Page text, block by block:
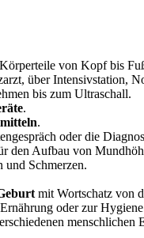
von Kopf bis
über Intensivstation,
bis zum Ultraschall.
.
.
oder die
den Aufbau von
und Schmerzen.
mit Wortschatz von
oder zur
menschlichen